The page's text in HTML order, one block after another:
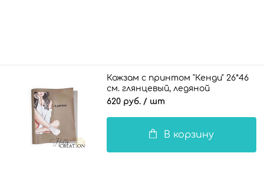
Кожзам с принтом "Кенди" 26*46
см. глянцевый, ледяной
коричневый
620 руб. / шт
В корзину